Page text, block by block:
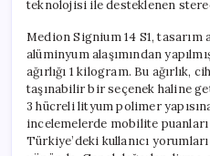
teknolojisi ile desteklenen
Medion Signium 14 S1, tasarım
alüminyum alaşımından
ağırlığı 1 kilogram. Bu ağırlık,
taşınabilir bir seçenek haline
3 hücreli lityum polimer
incelemelerde mobilite
Türkiye’deki kullanıcı